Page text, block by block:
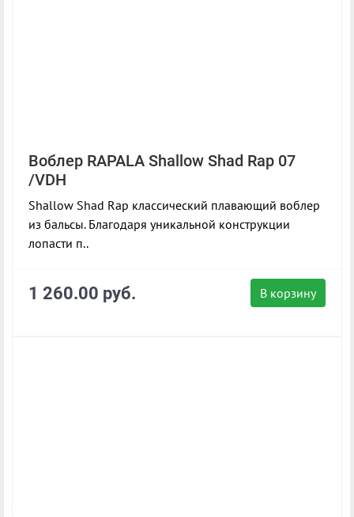
Воблер RAPALA Shallow Shad Rap 07
/VDH
Shallow Shad Rap классический плавающий воблер
из бальсы. Благодаря уникальной конструкции
лопасти п..
В корзину
1 260.00 руб.